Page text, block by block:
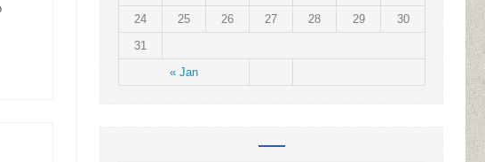
« Jan
24
25 26 27 28 29
30
31